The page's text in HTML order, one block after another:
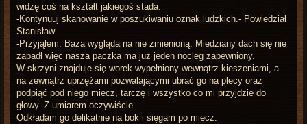
widzę coś na kształt jakiegoś stada.
-Kontynuuj skanowanie w poszukiwaniu oznak ludzkich.- Powiedział
Stanisław.
-Przyjąłem. Baza wygląda na nie zmienioną. Miedziany dach się nie
zapadł więc nasza paczka ma już jeden nocleg zapewniony.
W skrzyni znajduje się worek wypełniony wewnątrz kieszeniami, a
na zewnątrz uprzężami pozwalającymi ubrać go na plecy oraz
podpiąć pod niego miecz, tarczę i wszystko co mi przyjdzie do
głowy. Z umiarem oczywiście.
Odkładam go delikatnie na bok i sięgam po miecz.